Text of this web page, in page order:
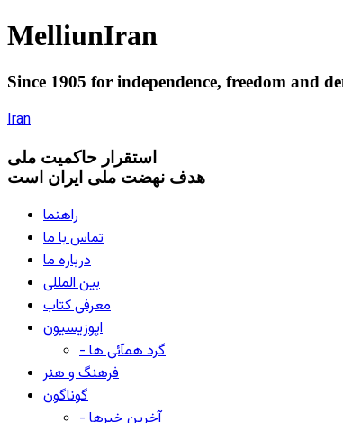
MelliunIran
Since 1905 for independence, freedom and
Iran
استقرار حاکميت ملی
هدف نهضت ملی ایران است
راهنما
تماس با ما
درباره ما
بین المللی
معرفی کتاب
اپوزیسیون
- گرد همآئی ها
فرهنگ و هنر
گوناگون